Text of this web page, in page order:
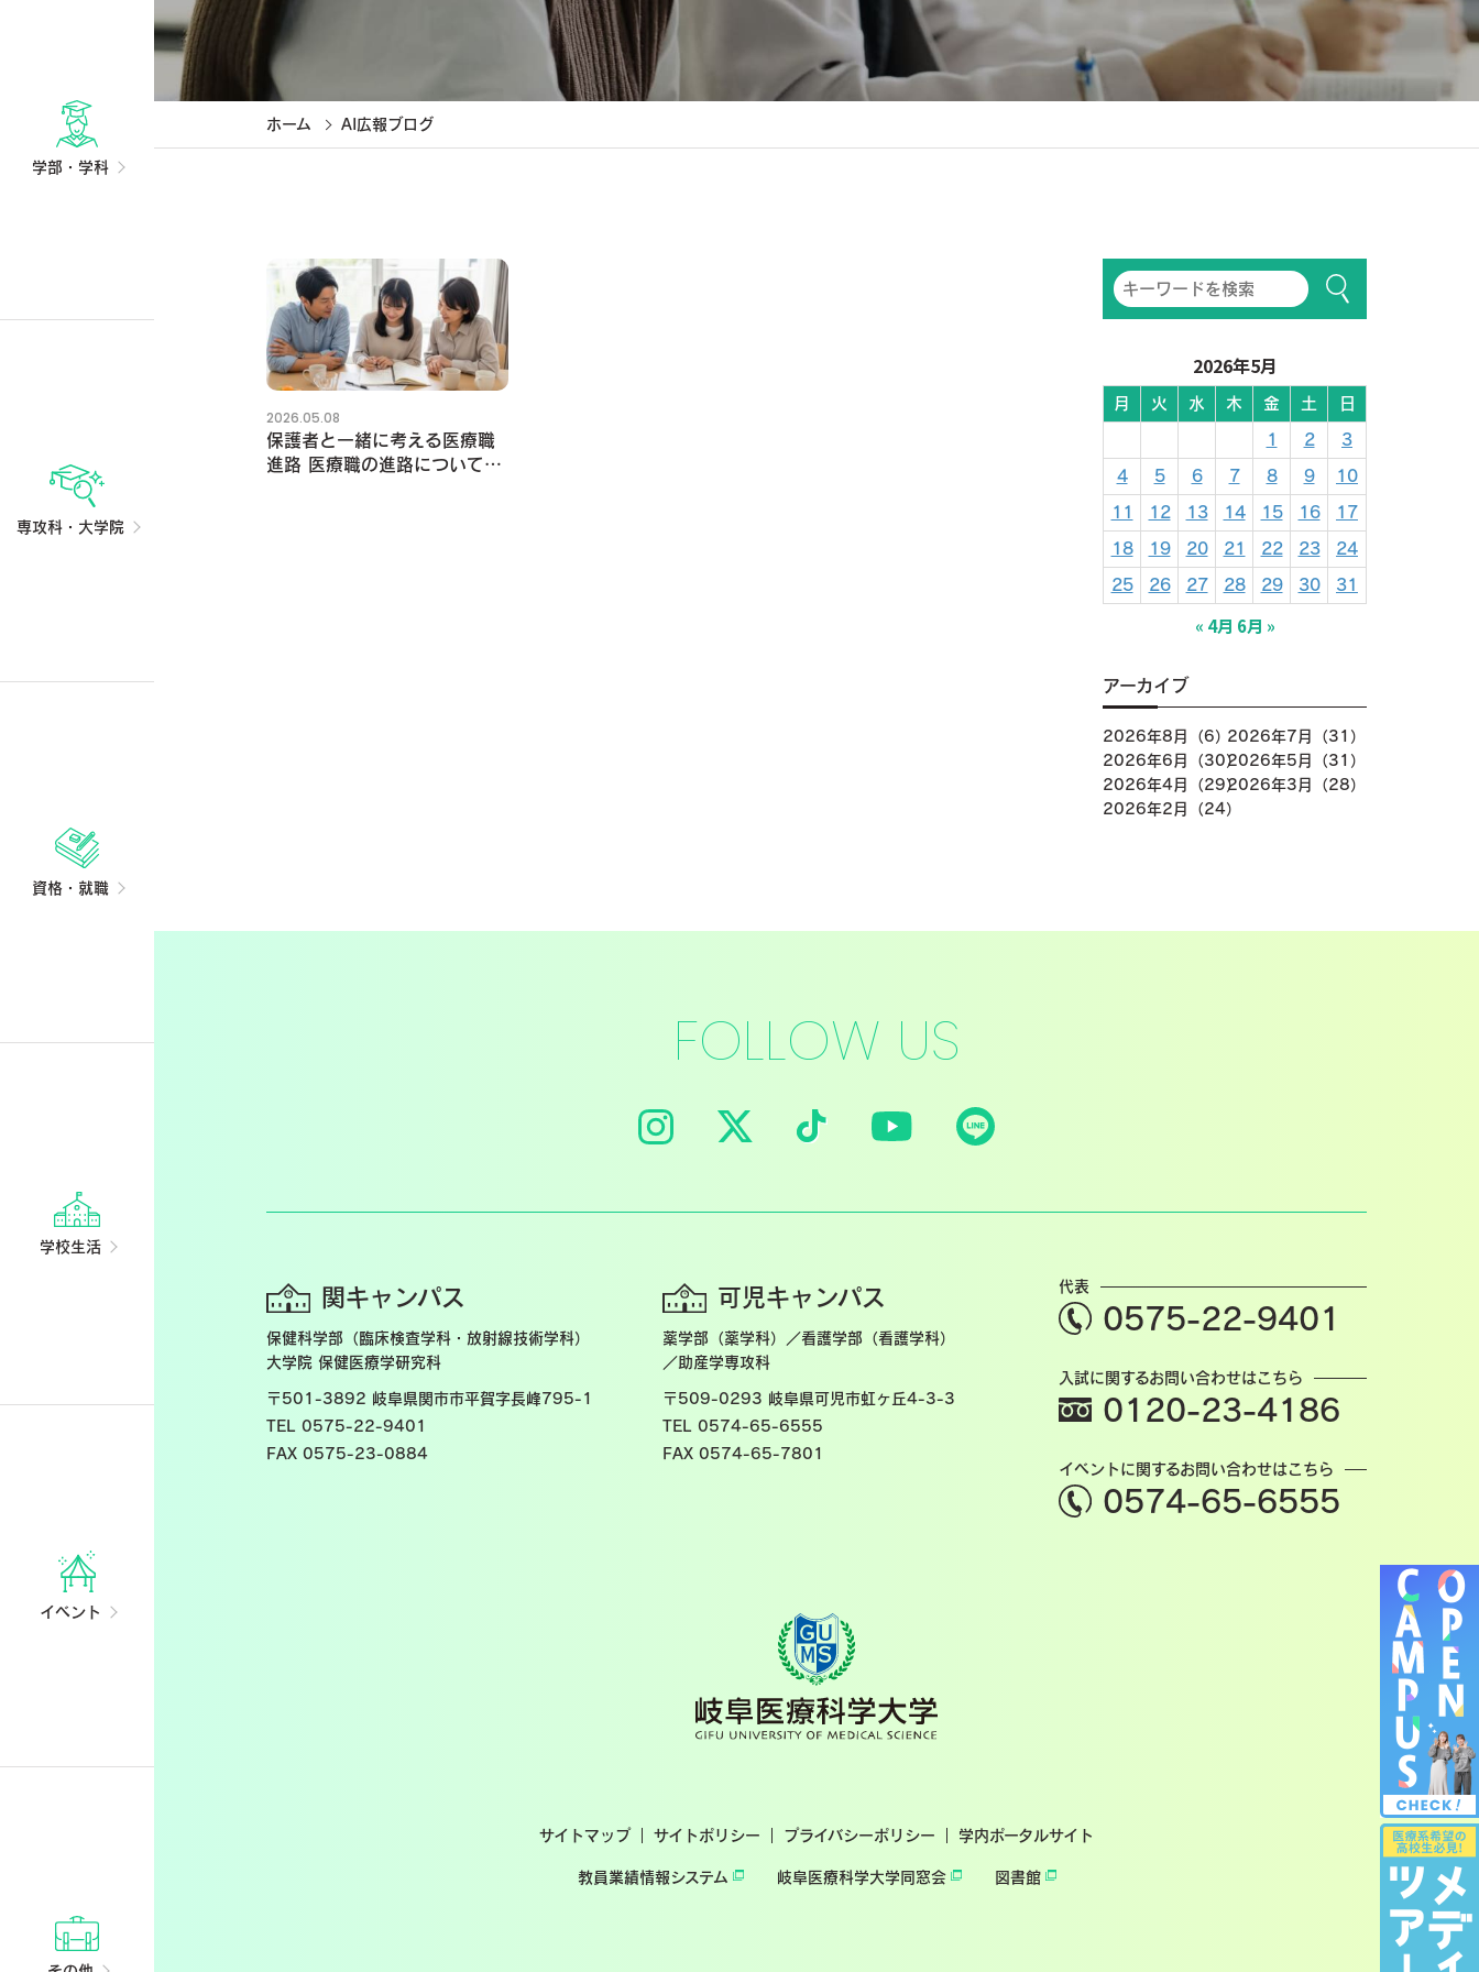
学部・学科
専攻科・大学院
資格・就職
学校生活
イベント
ホーム AI広報ブログ
2026.05.08
保護者と一緒に考える医療職
進路 医療職の進路について保
2026年5月
月 火 水 木 金 土 日
1 2 3
4 5 6 7 8 9 10
11 12 13 14 15 16 17
18 19 20 21 22 23 24
25 26 27 28 29 30 31
« 4月 6月 »
アーカイブ
2026年8月（6）2026年7月（31）
2026年6月（30）2026年5月（31）
2026年4月（29）2026年3月（28）
2026年2月（24）
FOLLOW US
関キャンパス
保健科学部（臨床検査学科・放射線技術学科）
大学院 保健医療学研究科
〒501-3892 岐阜県関市市平賀字長峰795-1
TEL 0575-22-9401
FAX 0575-23-0884
可児キャンパス
薬学部（薬学科）／看護学部（看護学科）
／助産学専攻科
〒509-0293 岐阜県可児市虹ヶ丘4-3-3
TEL 0574-65-6555
FAX 0574-65-7801
代表
0575-22-9401
入試に関するお問い合わせはこちら
0120-23-4186
イベントに関するお問い合わせはこちら
0574-65-6555
サイトマップ サイトポリシー プライバシーポリシー 学内ポータルサイト
教員業績情報システム 岐阜医療科学大学同窓会 図書館